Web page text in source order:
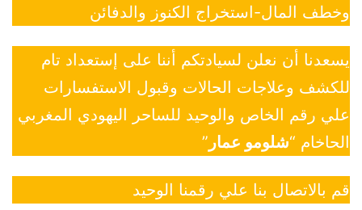
وخطف المال-استخراج الكنوز والدفائن
يسعدنا أن نعلن لسيادتكم أننا على إستعداد تام
للكشف وعلاجات الحالات وقبول الاستفسارات
علي رقم الخاص والوحيد للساحر اليهودي المغربي
الحاخام “شلومو عمار ”
قم بالاتصال بنا علي رقمنا الوحيد